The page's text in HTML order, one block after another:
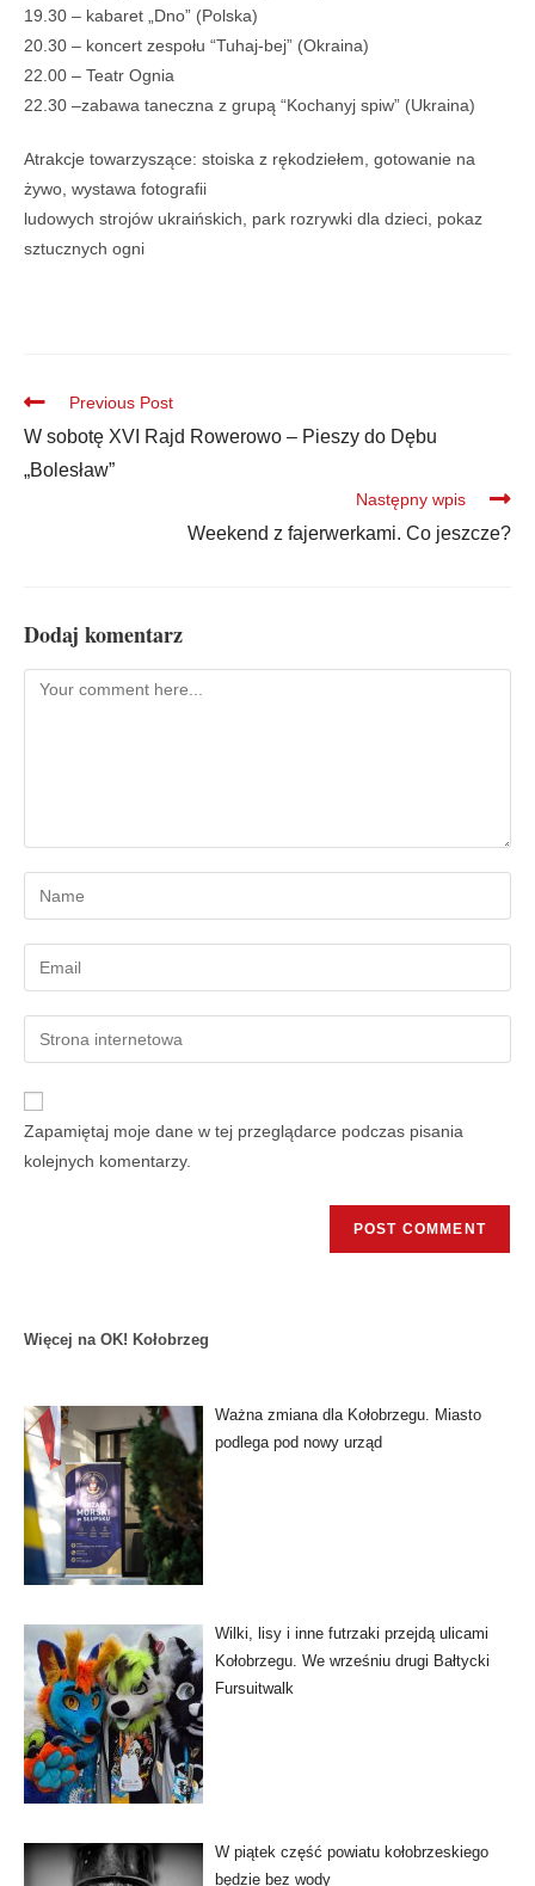
19.30 – kabaret „Dno” (Polska)
20.30 – koncert zespołu “Tuhaj-bej” (Okraina)
22.00 – Teatr Ognia
22.30 –zabawa taneczna z grupą “Kochanyj spiw” (Ukraina)
Atrakcje towarzyszące: stoiska z rękodziełem, gotowanie na
żywo, wystawa fotografii
ludowych strojów ukraińskich, park rozrywki dla dzieci, pokaz
sztucznych ogni
Previous Post
W sobotę XVI Rajd Rowerowo – Pieszy do Dębu
„Bolesław”
Następny wpis
Weekend z fajerwerkami. Co jeszcze?
Dodaj komentarz
Zapamiętaj moje dane w tej przeglądarce podczas pisania
kolejnych komentarzy.
Więcej na OK! Kołobrzeg
Ważna zmiana dla Kołobrzegu. Miasto
podlega pod nowy urząd
Wilki, lisy i inne futrzaki przejdą ulicami
Kołobrzegu. We wrześniu drugi Bałtycki
Fursuitwalk
W piątek część powiatu kołobrzeskiego
będzie bez wody